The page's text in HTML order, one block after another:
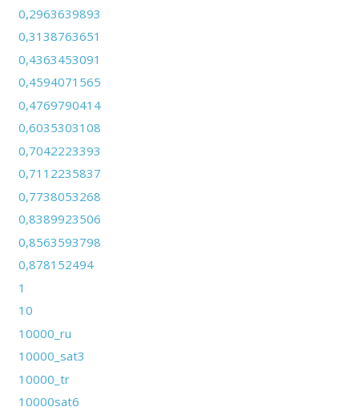
0,2963639893
0,3138763651
0,4363453091
0,4594071565
0,4769790414
0,6035303108
0,7042223393
0,7112235837
0,7738053268
0,8389923506
0,8563593798
0,878152494
1
10
10000_ru
10000_sat3
10000_tr
10000sat6